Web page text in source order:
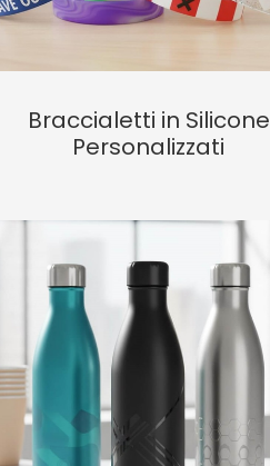
Braccialetti in Silicone
Personalizzati